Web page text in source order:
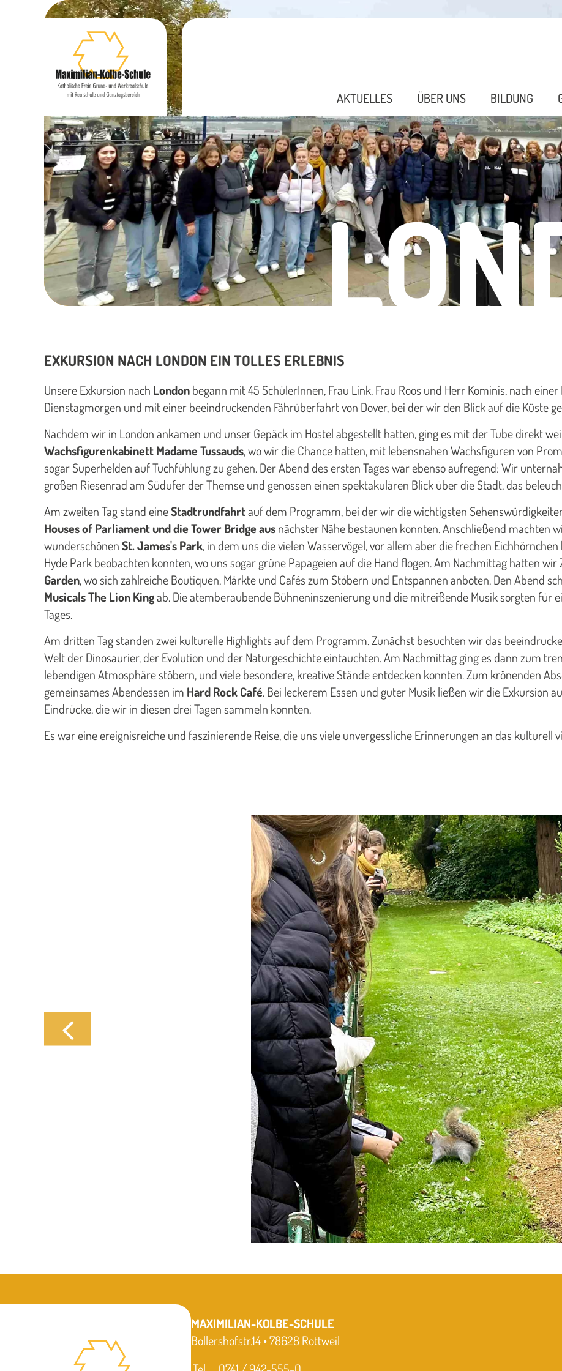
AKTUELLES ÜBER UNS BILDUNG
EXKURSION NACH LONDON EIN TOLLES ERLEBNIS
Unsere Exkursion nach Londonbegann mit 45 SchülerInnen, Frau Link, Frau Roos und Herr Kominis, nach
Dienstagmorgen und mit einer beeindruckenden Fährüberfahrt von Dover, bei der wir den Blick auf die Küste
Nachdem wir in London ankamen und unser Gepäck im Hostel abgestellt hatten, ging es mit der Tube direkt
Wachsfigurenkabinett Madame Tussauds, wo wir die Chance hatten, mit lebensnahen Wachsfiguren von
sogar Superhelden auf Tuchfühlung zu gehen. Der Abend des ersten Tages war ebenso aufregend: Wir
großen Riesenrad am Südufer der Themse und genossen einen spektakulären Blick über die Stadt, das
Am zweiten Tag stand eineStadtrundfahrtauf dem Programm, bei der wir die wichtigsten
Houses of Parliament und die Tower Bridge ausnächster Nähe bestaunen konnten. Anschließend machten
wunderschönenSt. James's Park, in dem uns die vielen Wasservögel, vor allem aber die frechen
Hyde Park beobachten konnten, wo uns sogar grüne Papageien auf die Hand flogen. Am Nachmittag hatten wir
Garden, wo sich zahlreiche Boutiquen, Märkte und Cafés zum Stöbern und Entspannen anboten. Den Abend
Musicals The Lion Kingab. Die atemberaubende Bühneninszenierung und die mitreißende Musik sorgten für
Tages.
Am dritten Tag standen zwei kulturelle Highlights auf dem Programm. Zunächst besuchten wir das
Welt der Dinosaurier, der Evolution und der Naturgeschichte eintauchten. Am Nachmittag ging es dann zum
lebendigen Atmosphäre stöbern, und viele besondere, kreative Stände entdecken konnten. Zum krönenden
gemeinsames Abendessen im Hard Rock Café. Bei leckerem Essen und guter Musik ließen wir die Exkursion
Eindrücke, die wir in diesen drei Tagen sammeln konnten.
Es war eine ereignisreiche und faszinierende Reise, die uns viele unvergessliche Erinnerungen an das kulturell
MAXIMILIAN-KOLBE-SCHULE
Bollershofstr.14 • 78628 Rottweil